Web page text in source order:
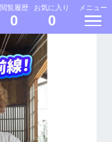
閲覧履歴
0
お気に入り
0
メニュー